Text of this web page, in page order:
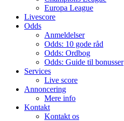
Europa League
Livescore
Odds
Anmeldelser
Odds: 10 gode råd
Odds: Ordbog
Odds: Guide til bonusser
Services
Live score
Annoncering
Mere info
Kontakt
Kontakt os